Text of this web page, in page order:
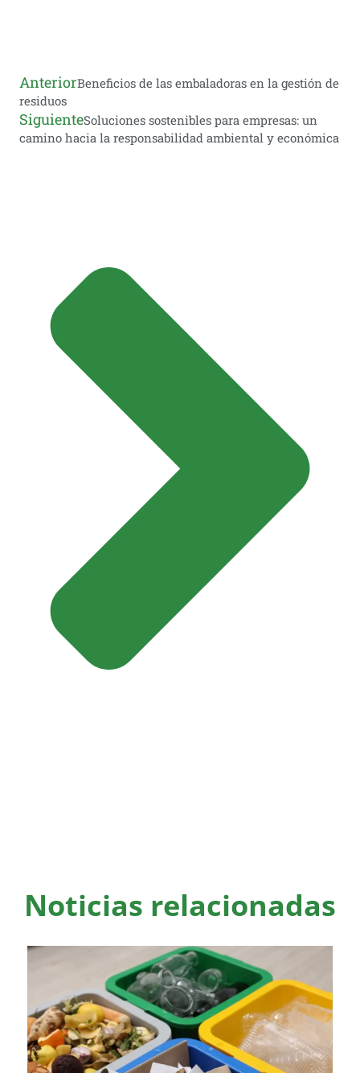
AnteriorBeneficios de las embaladoras en la gestión de
residuos
SiguienteSoluciones sostenibles para empresas: un
camino hacia la responsabilidad ambiental y económica
Noticias relacionadas